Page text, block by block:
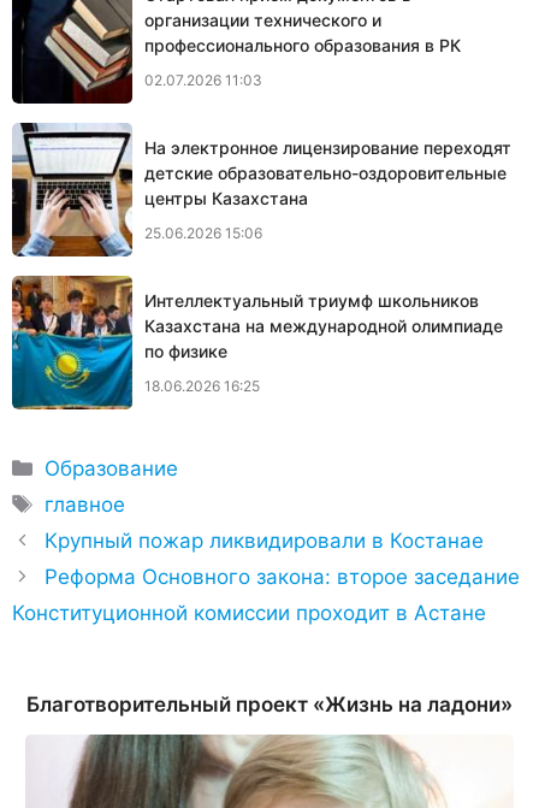
организации технического и
профессионального образования в РК
02.07.2026 11:03
На электронное лицензирование переходят
детские образовательно-оздоровительные
центры Казахстана
25.06.2026 15:06
Интеллектуальный триумф школьников
Казахстана на международной олимпиаде
по физике
18.06.2026 16:25
Рубрики
Образование
Метки
главное
Крупный пожар ликвидировали в Костанае
Реформа Основного закона: второе заседание
Конституционной комиссии проходит в Астане
Благотворительный проект «Жизнь на ладони»